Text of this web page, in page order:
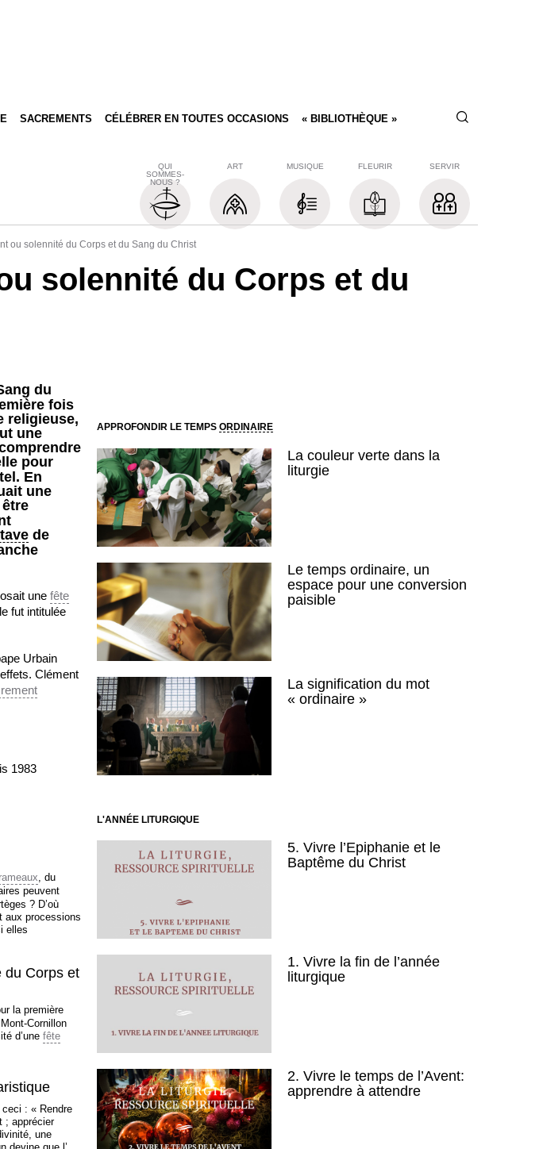
SACREMENTS CÉLÉBRER EN TOUTES OCCASIONS « BIBLIOTHÈQUE »
QUI
SOMMES-
NOUS ?
ART MUSIQUE FLEURIR SERVIR
ou solennité du Corps et du Sang du Christ
solennité du Corps et du
du
fois
religieuse,
une
pour
En
une
de
une fête
fut intitulée
Urbain
Clément
1983
rameaux, du
peuvent
? D’où
aux processions
elles
du Corps et
la première
Cornillon
d’une fête
: « Rendre
; apprécier
une
APPROFONDIR LE TEMPS ORDINAIRE
La couleur verte dans la
liturgie
Le temps ordinaire, un
espace pour une conversion
paisible
La signification du mot
« ordinaire »
L'ANNÉE LITURGIQUE
5. Vivre l’Epiphanie et le
Baptême du Christ
1. Vivre la fin de l’année
liturgique
2. Vivre le temps de l’Avent:
apprendre à attendre